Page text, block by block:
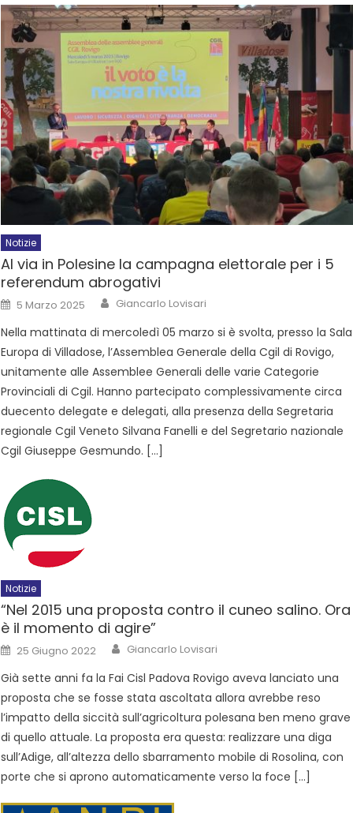
Notizie
Al via in Polesine la campagna elettorale per i 5
referendum abrogativi
5 Marzo 2025 Giancarlo Lovisari
Nella mattinata di mercoledì 05 marzo si è svolta, presso la Sala
Europa di Villadose, l’Assemblea Generale della Cgil di Rovigo,
unitamente alle Assemblee Generali delle varie Categorie
Provinciali di Cgil. Hanno partecipato complessivamente circa
duecento delegate e delegati, alla presenza della Segretaria
regionale Cgil Veneto Silvana Fanelli e del Segretario nazionale
Cgil Giuseppe Gesmundo. […]
Notizie
“Nel 2015 una proposta contro il cuneo salino. Ora
è il momento di agire”
25 Giugno 2022 Giancarlo Lovisari
Già sette anni fa la Fai Cisl Padova Rovigo aveva lanciato una
proposta che se fosse stata ascoltata allora avrebbe reso
l’impatto della siccità sull’agricoltura polesana ben meno grave
di quello attuale. La proposta era questa: realizzare una diga
sull’Adige, all’altezza dello sbarramento mobile di Rosolina, con
porte che si aprono automaticamente verso la foce […]